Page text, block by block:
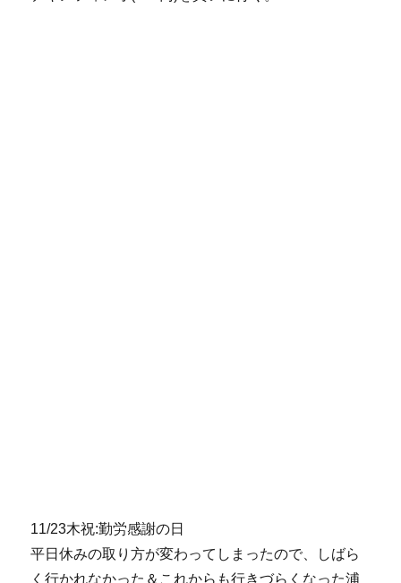
11/23木祝:勤労感謝の日
平日休みの取り方が変わってしまったので、しばら
く行かれなかった＆これからも行きづらくなった浦